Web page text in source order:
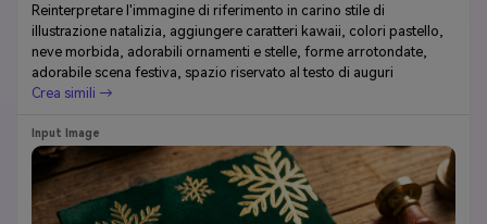
Reinterpretare l'immagine di riferimento in carino stile di
illustrazione natalizia, aggiungere caratteri kawaii, colori pastello,
neve morbida, adorabili ornamenti e stelle, forme arrotondate,
adorabile scena festiva, spazio riservato al testo di auguri
Crea simili →